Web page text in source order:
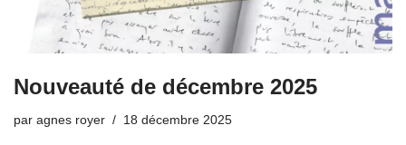
Nouveauté de décembre 2025
par agnes royer 18 décembre 2025